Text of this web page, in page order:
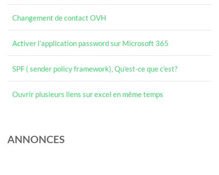
Changement de contact OVH
Activer l’application password sur Microsoft 365
SPF ( sender policy framework), Qu’est-ce que c’est?
Ouvrir plusieurs liens sur excel en même temps
ANNONCES